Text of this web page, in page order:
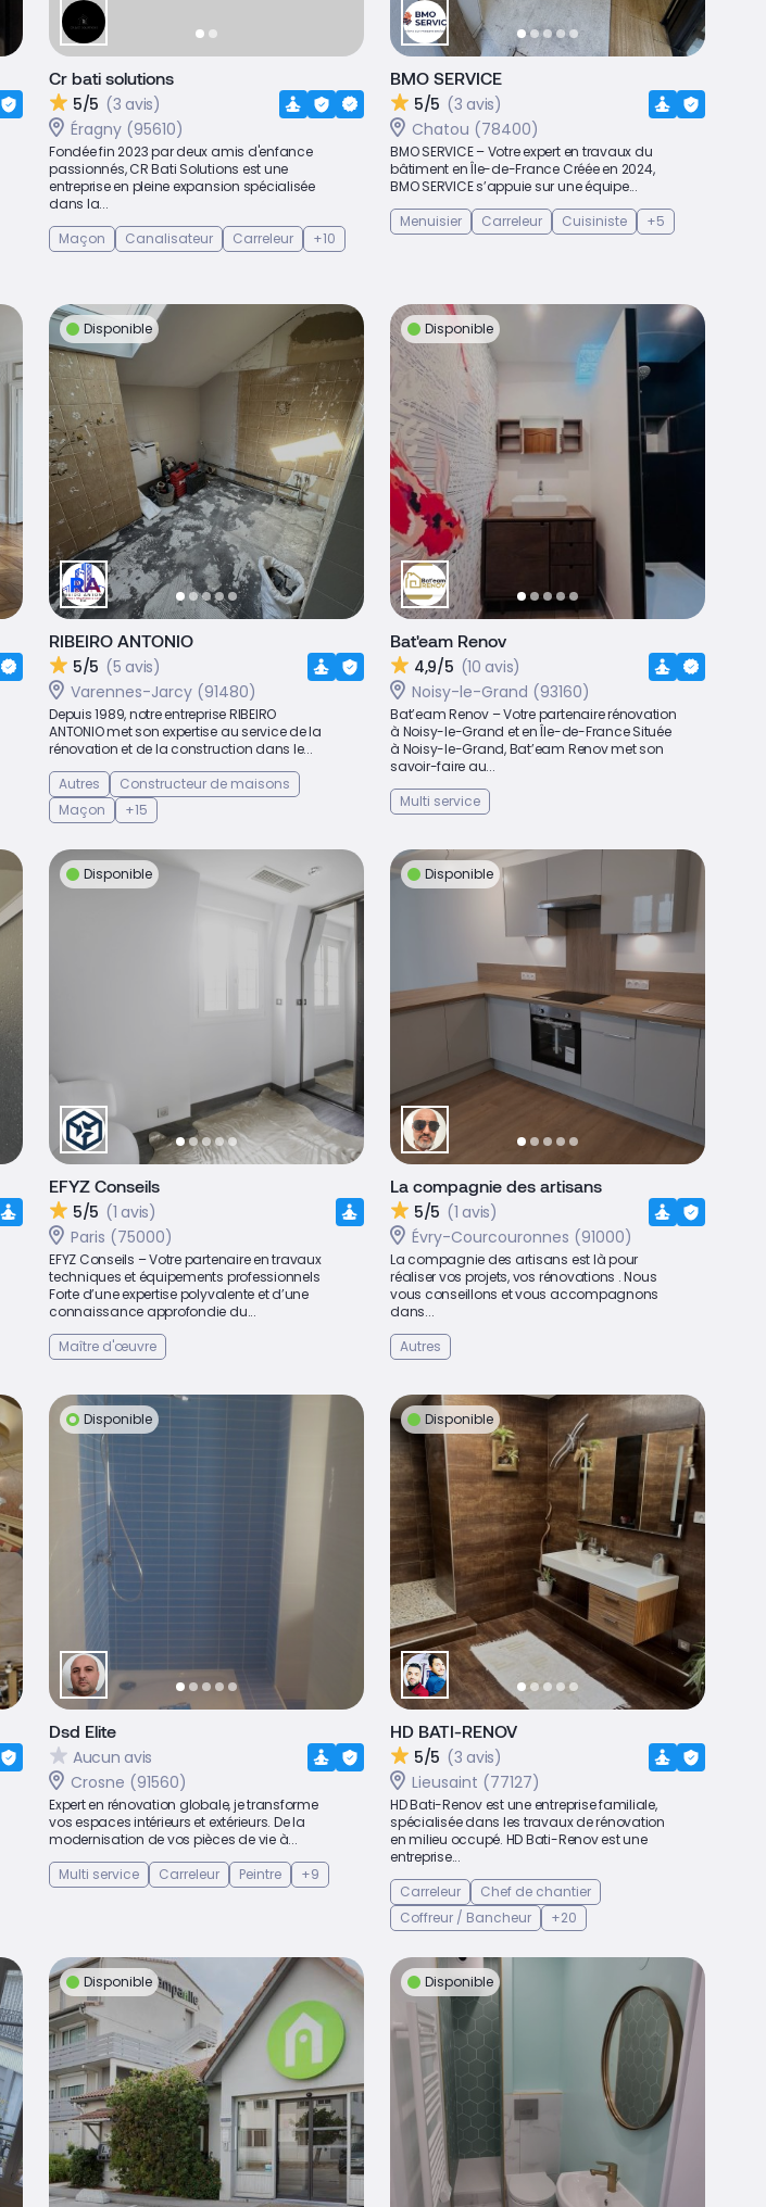
Cr bati solutions
5/5 (3 avis)
Éragny (95610)
Fondée fin 2023 par deux amis d'enfance
passionnés, CR Bati Solutions est une
entreprise en pleine expansion spécialisée
dans la...
Maçon
Canalisateur Carreleur +10
BMO SERVICE
5/5 (3 avis)
Chatou (78400)
BMO SERVICE – Votre expert en travaux du
bâtiment en Île-de-France Créée en 2024,
BMO SERVICE s’appuie sur une équipe...
Menuisier
Carreleur Cuisiniste +5
Disponible
RIBEIRO ANTONIO
5/5 (5 avis)
Varennes-Jarcy (91480)
Depuis 1989, notre entreprise RIBEIRO
ANTONIO met son expertise au service de la
rénovation et de la construction dans le...
Autres
Constructeur de maisons
Maçon
+15
Disponible
Bat'eam Renov
4,9/5 (10 avis)
Noisy-le-Grand (93160)
Bat’eam Renov – Votre partenaire rénovation
à Noisy-le-Grand et en Île-de-France Située
à Noisy-le-Grand, Bat’eam Renov met son
savoir-faire au...
Multi service
Disponible
EFYZ Conseils
5/5 (1 avis)
Paris (75000)
EFYZ Conseils – Votre partenaire en travaux
techniques et équipements professionnels
Forte d’une expertise polyvalente et d’une
connaissance approfondie du...
Maître d'œuvre
Disponible
La compagnie des artisans
5/5 (1 avis)
Évry-Courcouronnes (91000)
La compagnie des artisans est là pour
réaliser vos projets, vos rénovations . Nous
vous conseillons et vous accompagnons
dans...
Autres
Disponible
Dsd Elite
Aucun avis
Crosne (91560)
Expert en rénovation globale, je transforme
vos espaces intérieurs et extérieurs. De la
modernisation de vos pièces de vie à...
Multi service
Carreleur Peintre +9
Disponible
HD BATI-RENOV
5/5 (3 avis)
Lieusaint (77127)
HD Bati-Renov est une entreprise familiale,
spécialisée dans les travaux de rénovation
en milieu occupé. HD Bati-Renov est une
entreprise...
Carreleur
Chef de chantier
Coffreur / Bancheur
+20
Disponible Disponible